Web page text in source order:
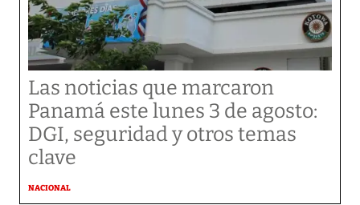
Las noticias que marcaron
Panamá este lunes 3 de agosto:
DGI, seguridad y otros temas
clave
NACIONAL